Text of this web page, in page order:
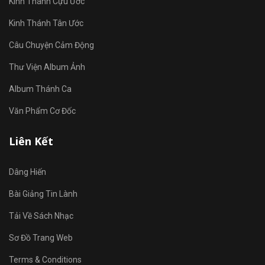
Kinh Thánh Tân Ước
Câu Chuyện Cảm Động
Thư Viện Album Ảnh
Album Thánh Ca
Văn Phẩm Cơ Đốc
Liên Kết
Dâng Hiến
Bài Giảng Tin Lành
Tải Về Sách Nhạc
Sơ Đồ Trang Web
Terms & Conditions